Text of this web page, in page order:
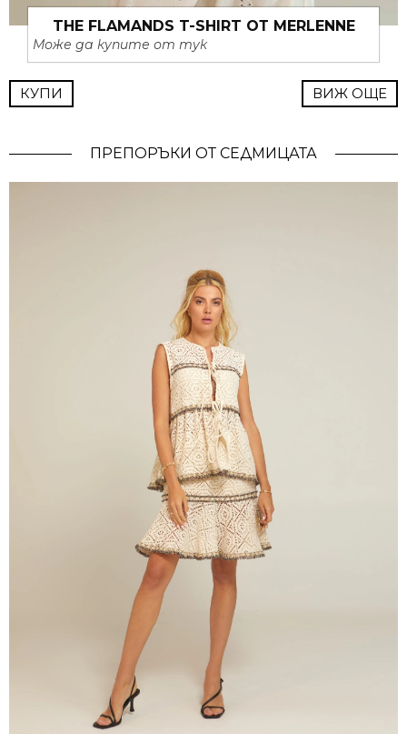
THE FLAMANDS T-SHIRT ОТ MERLENNE
Може да купите от тук
КУПИ ВИЖ ОЩЕ
ПРЕПОРЪКИ ОТ СЕДМИЦАТА